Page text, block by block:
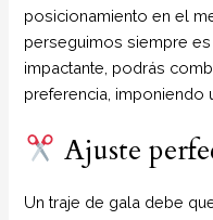
posicionamiento en el
perseguimos siempre
impactante, podrás
preferencia, imponiendo
Ajuste
Un traje de gala debe